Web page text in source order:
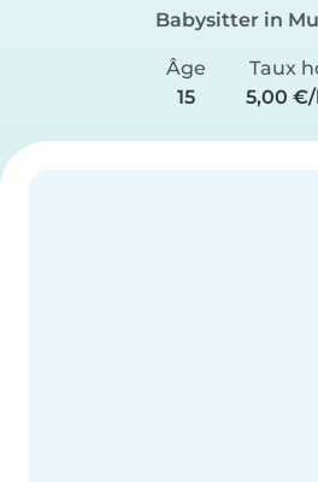
Babysitter in
Âge
15
Taux
5,00